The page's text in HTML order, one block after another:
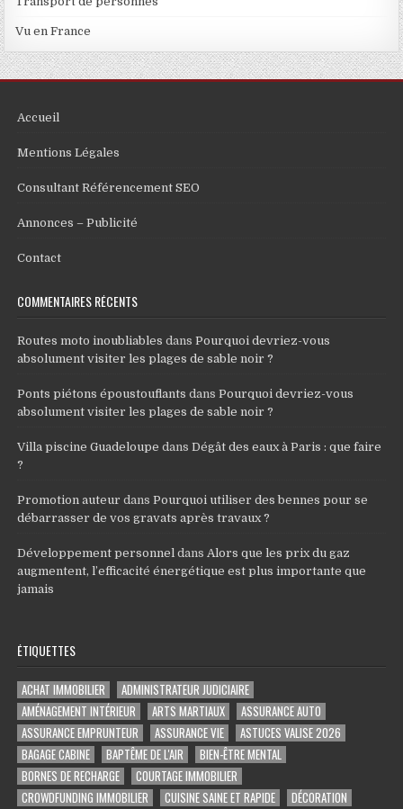
Vu en France
Accueil
Mentions Légales
Consultant Référencement SEO
Annonces – Publicité
Contact
COMMENTAIRES RÉCENTS
Routes moto inoubliables dansPourquoi devriez-vous
absolument visiter les plages de sable noir ?
Ponts piétons époustouflants dansPourquoi devriez-vous
absolument visiter les plages de sable noir ?
Villa piscine Guadeloupe dansDégât des eaux à Paris : que faire
?
Promotion auteur dansPourquoi utiliser des bennes pour se
débarrasser de vos gravats après travaux ?
Développement personnel dans Alors que les prix du gaz
augmentent, l’efficacité énergétique est plus importante que
jamais
ÉTIQUETTES
ACHAT IMMOBILIER
ADMINISTRATEUR JUDICIAIRE
AMÉNAGEMENT INTÉRIEUR
ARTS MARTIAUX
ASSURANCE AUTO
ASSURANCE EMPRUNTEUR
ASSURANCE VIE
ASTUCES VALISE 2026
BAGAGE CABINE
BAPTÊME DE L'AIR
BIEN-ÊTRE MENTAL
BORNES DE RECHARGE
COURTAGE IMMOBILIER
CROWDFUNDING IMMOBILIER
CUISINE SAINE ET RAPIDE
DÉCORATION